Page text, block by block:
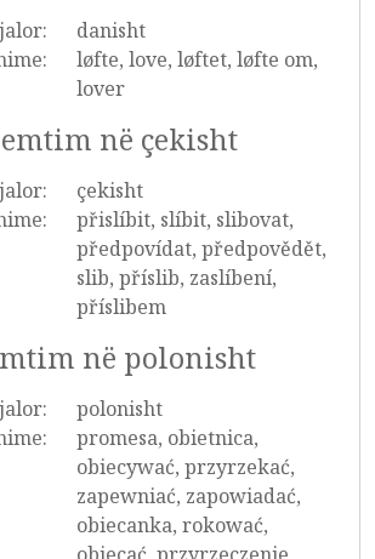
danisht
løfte, love, løftet, løfte om,
lover
në çekisht
çekisht
přislíbit, slíbit, slibovat,
předpovídat, předpovědět,
slib, příslib, zaslíbení,
příslibem
në polonisht
polonisht
promesa, obietnica,
obiecywać, przyrzekać,
zapewniać, zapowiadać,
obiecanka, rokować,